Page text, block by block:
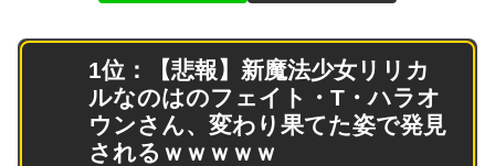
1位：【悲報】新魔法少女リリカ
ルなのはのフェイト・T・ハラオ
ウンさん、変わり果てた姿で発見
されるｗｗｗｗｗ